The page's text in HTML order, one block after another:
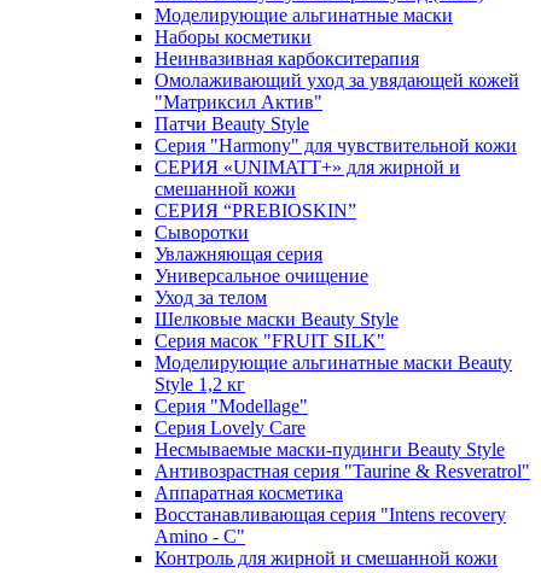
Моделирующие альгинатные маски
Наборы косметики
Неинвазивная карбокситерапия
Омолаживающий уход за увядающей кожей
"Матриксил Актив"
Патчи Beauty Style
Серия "Harmony" для чувствительной кожи
СЕРИЯ «UNIMATT+» для жирной и
смешанной кожи
СЕРИЯ “PREBIOSKIN”
Сыворотки
Увлажняющая серия
Универсальное очищение
Уход за телом
Шелковые маски Beauty Style
Серия масок "FRUIT SILK"
Моделирующие альгинатные маски Beauty
Style 1,2 кг
Серия "Modellage"
Cерия Lovely Care
Несмываемые маски-пудинги Beauty Style
Антивозрастная серия "Taurine & Resveratrol"
Аппаратная косметика
Восстанавливающая серия "Intens recovery
Amino - C"
Контроль для жирной и смешанной кожи